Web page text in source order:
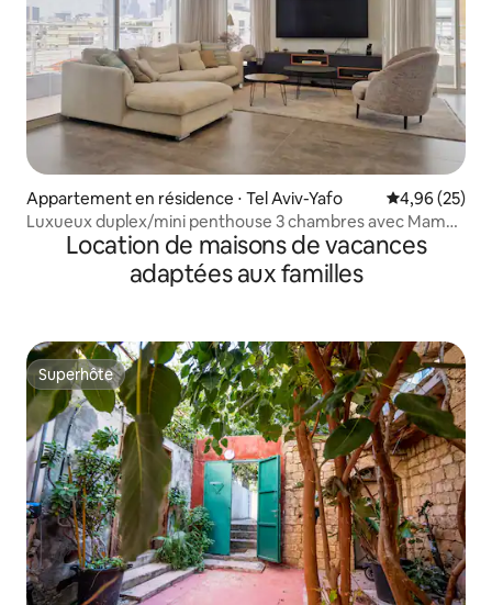
Appartement en résidence ⋅ Tel Aviv-Yafo Évaluation
4,96 (25)
Luxueux duplex/mini penthouse 3 chambres avec Mamad
et parking
Location de maisons de vacances
adaptées aux familles
Superhôte
Superhôte